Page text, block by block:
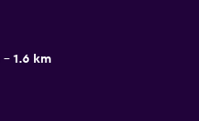
1.6 km